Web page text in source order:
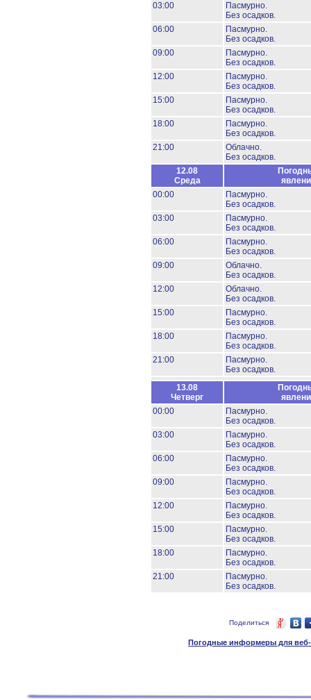
03:00
Пасмурно.
Без осадков.
06:00
Пасмурно.
Без осадков.
09:00
Пасмурно.
Без осадков.
12:00
Пасмурно.
Без осадков.
15:00
Пасмурно.
Без осадков.
18:00
Пасмурно.
Без осадков.
21:00
Облачно.
Без осадков.
12.08
Среда
00:00
Пасмурно.
Без осадков.
03:00
Пасмурно.
Без осадков.
06:00
Пасмурно.
Без осадков.
09:00
Облачно.
Без осадков.
12:00
Облачно.
Без осадков.
15:00
Пасмурно.
Без осадков.
18:00
Пасмурно.
Без осадков.
21:00
Пасмурно.
Без осадков.
13.08
Четверг
00:00
Пасмурно.
Без осадков.
03:00
Пасмурно.
Без осадков.
06:00
Пасмурно.
Без осадков.
09:00
Пасмурно.
Без осадков.
12:00
Пасмурно.
Без осадков.
15:00
Пасмурно.
Без осадков.
18:00
Пасмурно.
Без осадков.
21:00
Пасмурно.
Без осадков.
Поделиться
Погодные информеры для веб-